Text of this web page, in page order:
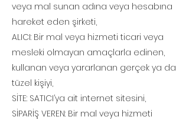
veya mal sunan adına veya hesabına
hareket eden şirketi,
ALICI: Bir mal veya hizmeti ticari veya
mesleki olmayan amaçlarla edinen,
kullanan veya yararlanan gerçek ya da
tüzel kişiyi,
SİTE: SATICI’ya ait internet sitesini,
SİPARİŞ VEREN: Bir mal veya hizmeti